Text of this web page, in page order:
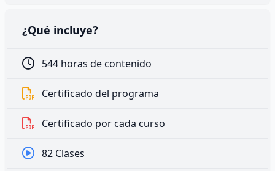
¿Qué incluye?
544 horas de contenido
Certificado del programa
Certificado por cada curso
82 Clases